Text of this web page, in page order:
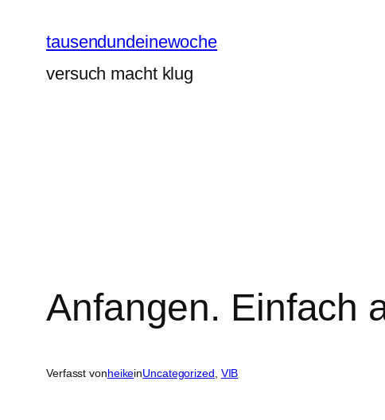
Inhalt
springen
tausendundeinewoche
versuch macht klug
Anfangen. Einfach
Verfasst vonheikeinUncategorized, VIB